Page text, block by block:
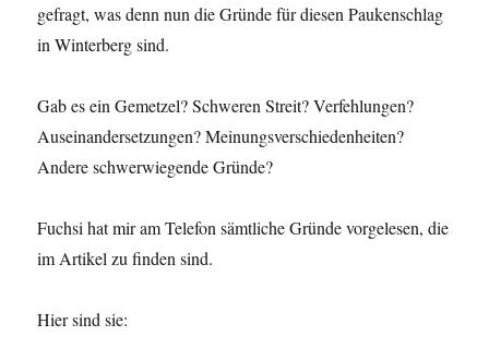
gefragt, was denn nun die Gründe für diesen Paukenschlag
in Winterberg sind.
Gab es ein Gemetzel? Schweren Streit? Verfehlungen?
Auseinandersetzungen? Meinungsverschiedenheiten?
Andere schwerwiegende Gründe?
Fuchsi hat mir am Telefon sämtliche Gründe vorgelesen, die
im Artikel zu finden sind.
Hier sind sie: